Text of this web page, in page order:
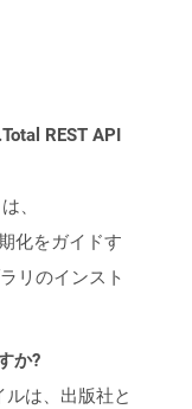
REST API
、
化をガイドす
リのインスト
か?
は、出版社と